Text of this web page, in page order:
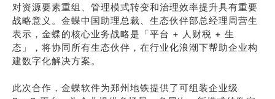
对资源要素重组、管理模式转变和治理效率提升具有重要
战略意义。金蝶中国助理总裁、生态伙伴部总经理周营生
表示，金蝶的核心业务战略是「平台 + 人财税 + 生
态」，将协同所有生态伙伴，在行业化浪潮下帮助企业构
建数字化解决方案。
此次合作，金蝶软件为郑州地铁提供了可组装企业级